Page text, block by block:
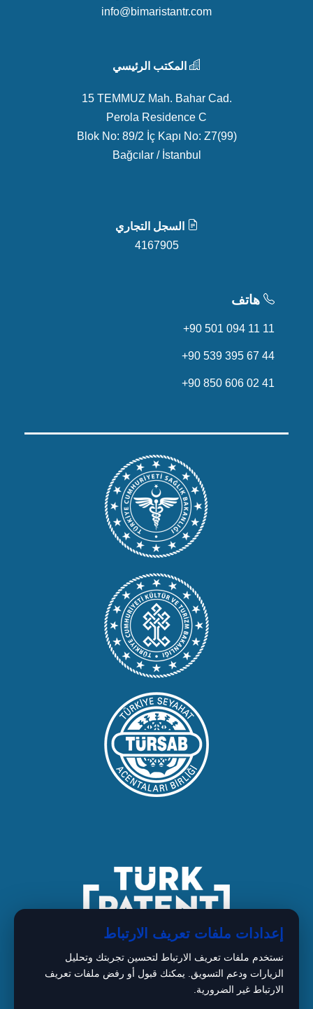
info@bimaristantr.com
المكتب الرئيسي
15 TEMMUZ Mah. Bahar Cad.
Perola Residence C
Blok No: 89/2 İç Kapı No: Z7(99)
Bağcılar / İstanbul
السجل التجاري
4167905
هاتف
+90 501 094 11 11
+90 539 395 67 44
+90 850 606 02 41
إعدادات ملفات تعريف الارتباط
نستخدم ملفات تعريف الارتباط لتحسين تجربتك وتحليل
الزيارات ودعم التسويق. يمكنك قبول أو رفض ملفات تعريف
الارتباط غير الضرورية.